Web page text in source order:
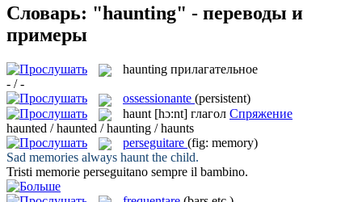
Словарь: "haunting" - переводы и
примеры
haunting прилагательное
- / -
ossessionante (persistent)
haunt [hɔ:nt] глагол Спряжение
haunted / haunted / haunting / haunts
perseguitare (fig: memory)
Sad memories always haunt the child.
Tristi memorie perseguitano sempre il bambino.